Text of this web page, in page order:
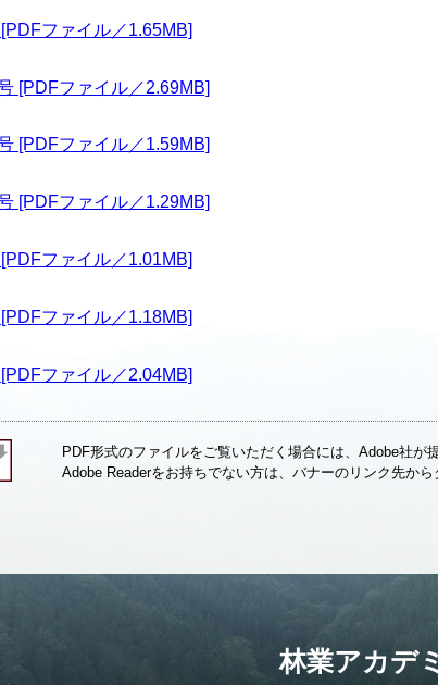
ファイル／1.65MB]
[PDFファイル／2.69MB]
[PDFファイル／1.59MB]
[PDFファイル／1.29MB]
ファイル／1.01MB]
ファイル／1.18MB]
ファイル／2.04MB]
PDF形式のファイルをご覧いただく場合には、Adobe社が
Adobe Readerをお持ちでない方は、バナーのリンク先から
林業アカデ